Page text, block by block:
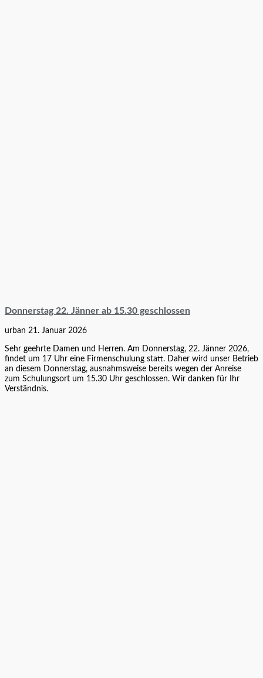
Donnerstag 22. Jänner ab 15.30 geschlossen
urban 21. Januar 2026
Sehr geehrte Damen und Herren. Am Donnerstag, 22. Jänner 2026,
findet um 17 Uhr eine Firmenschulung statt. Daher wird unser Betrieb
an diesem Donnerstag, ausnahmsweise bereits wegen der Anreise
zum Schulungsort um 15.30 Uhr geschlossen. Wir danken für Ihr
Verständnis.